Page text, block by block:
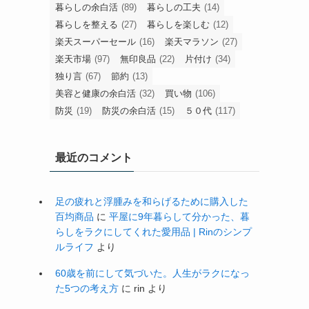
暮らしの余白活 (89) 暮らしの工夫 (14)
暮らしを整える (27) 暮らしを楽しむ (12)
楽天スーパーセール (16) 楽天マラソン (27)
楽天市場 (97) 無印良品 (22) 片付け (34)
独り言 (67) 節約 (13)
美容と健康の余白活 (32) 買い物 (106)
防災 (19) 防災の余白活 (15) ５０代 (117)
最近のコメント
足の疲れと浮腫みを和らげるために購入した
百均商品 に 平屋に9年暮らして分かった、暮
らしをラクにしてくれた愛用品 | Rinのシンプ
ルライフ より
60歳を前にして気づいた。人生がラクになっ
た5つの考え方 に rin より